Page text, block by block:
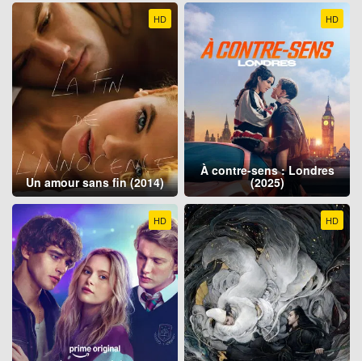
HD
Un amour sans fin (2014)
HD
À contre-sens : Londres
(2025)
HD HD